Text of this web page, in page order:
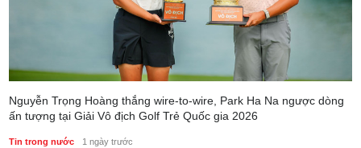
Nguyễn Trọng Hoàng thắng wire-to-wire, Park Ha Na ngược dòng
ấn tượng tại Giải Vô địch Golf Trẻ Quốc gia 2026
Tin trong nước 1 ngày trước